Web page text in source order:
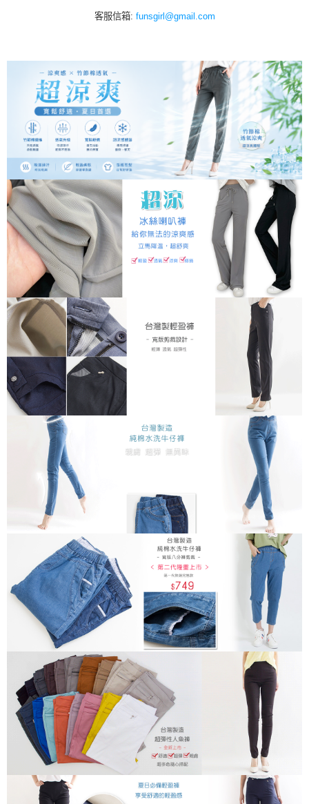
客服信箱: funsgirl@gmail.com